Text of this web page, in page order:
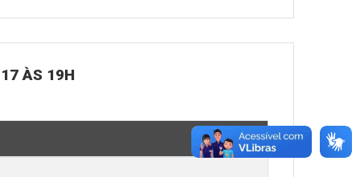
ÀS 19H